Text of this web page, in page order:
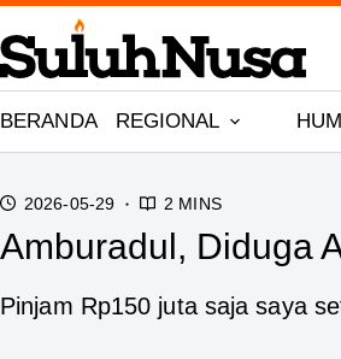
Skip
to
content
BERANDA REGIONAL
2026-05-29 2 MINS
Amburadul, Diduga
Pinjam Rp150 juta saja saya